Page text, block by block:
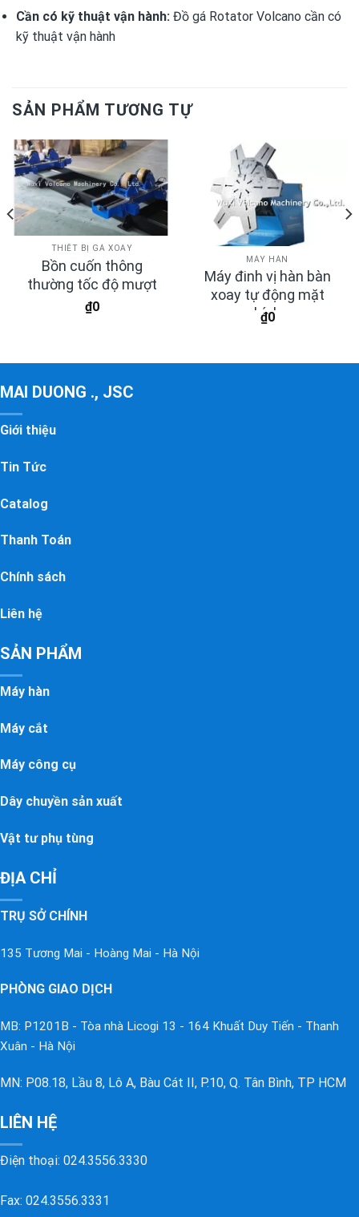
Cần có kỹ thuật vận hành:Đồ gá Rotator Volcano cần có
kỹ thuật vận hành
SẢN PHẨM TƯƠNG TỰ
THIẾT BỊ GÁ XOAY
Bồn cuốn thông
thường tốc độ mượt
₫0
MÁY HÀN
Máy đinh vị hàn bàn
xoay tự động mặt
bích
₫0
MAI DUONG ., JSC
Giới thiệu
Tin Tức
Catalog
Thanh Toán
Chính sách
Liên hệ
SẢN PHẨM
Máy hàn
Máy cắt
Máy công cụ
Dây chuyền sản xuất
Vật tư phụ tùng
ĐỊA CHỈ
TRỤ SỞ CHÍNH
135 Tương Mai - Hoàng Mai - Hà Nội
PHÒNG GIAO DỊCH
MB: P1201B - Tòa nhà Licogi 13 - 164 Khuất Duy Tiến - Thanh
Xuân - Hà Nội
MN: P08.18, Lầu 8, Lô A, Bàu Cát II, P.10, Q. Tân Bình, TP HCM
LIÊN HỆ
Điện thoại: 024.3556.3330
Fax: 024.3556.3331